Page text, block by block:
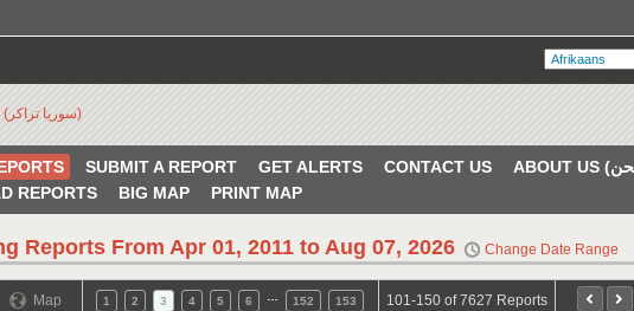
SUBMIT A REPORT GET ALERTS CONTACT US
REPORTS
BIG MAP PRINT MAP
Reports From Apr 01, 2011 to Aug 07, 2026 Change Date Range
Map 1 2 3 4 5 6 152 153 101-150 of 7627 Reports